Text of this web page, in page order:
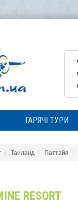
ГАРЯЧІ ТУРИ
Таиланд Паттайя
RESORT